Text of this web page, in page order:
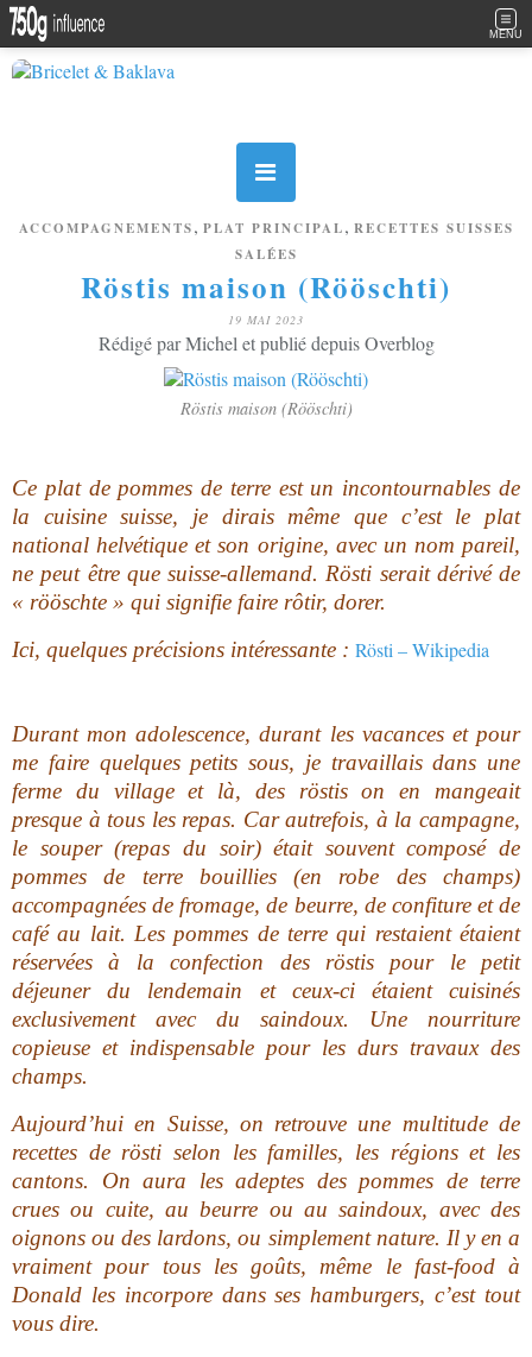
MENU
ACCOMPAGNEMENTS, PLAT PRINCIPAL, RECETTES SUISSES
SALÉES
Röstis maison (Rööschti)
19 MAI 2023
Rédigé par Michel et publié depuis Overblog
Röstis maison (Rööschti)
Ce plat de pommes de terre est un incontournables de
la cuisine suisse, je dirais même que c’est le plat
national helvétique et son origine, avec un nom pareil,
ne peut être que suisse-allemand. Rösti serait dérivé de
« rööschte » qui signifie faire rôtir, dorer.
Ici, quelques précisions intéressante : Rösti – Wikipedia
Durant mon adolescence, durant les vacances et pour
me faire quelques petits sous, je travaillais dans une
ferme du village et là, des röstis on en mangeait
presque à tous les repas. Car autrefois, à la campagne,
le souper (repas du soir) était souvent composé de
pommes de terre bouillies (en robe des champs)
accompagnées de fromage, de beurre, de confiture et de
café au lait. Les pommes de terre qui restaient étaient
réservées à la confection des röstis pour le petit
déjeuner du lendemain et ceux-ci étaient cuisinés
exclusivement avec du saindoux. Une nourriture
copieuse et indispensable pour les durs travaux des
champs.
Aujourd’hui en Suisse, on retrouve une multitude de
recettes de rösti selon les familles, les régions et les
cantons. On aura les adeptes des pommes de terre
crues ou cuite, au beurre ou au saindoux, avec des
oignons ou des lardons, ou simplement nature. Il y en a
vraiment pour tous les goûts, même le fast-food à
Donald les incorpore dans ses hamburgers, c’est tout
vous dire.